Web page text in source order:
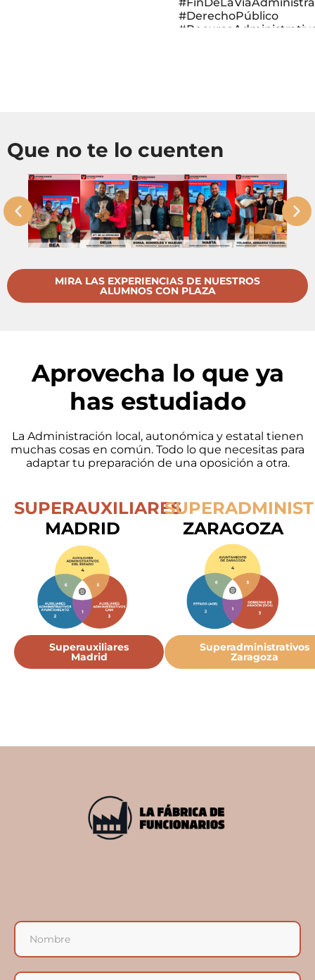
#DerechoPúblico
♬ sonido original -
Oposiciones Actur
Que no te lo cuenten
MIRA LAS EXPERIENCIAS DE NUESTROS
ALUMNOS CON PLAZA
Aprovecha lo que ya
has estudiado
La Administración local, autonómica y estatal tienen
muchas cosas en común. Todo lo que necesitas para
adaptar tu preparación de una oposición a otra.
SUPERAUXILIARES
MADRID
Superauxiliares
Madrid
ZARAGOZA
Superadministrativos
Zaragoza